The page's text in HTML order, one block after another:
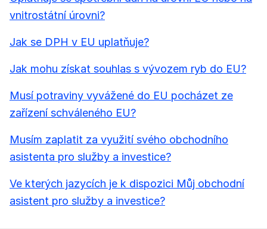
vnitrostátní úrovni?
Jak se DPH v EU uplatňuje?
Jak mohu získat souhlas s vývozem ryb do EU?
Musí potraviny vyvážené do EU pocházet ze
zařízení schváleného EU?
Musím zaplatit za využití svého obchodního
asistenta pro služby a investice?
Ve kterých jazycích je k dispozici Můj obchodní
asistent pro služby a investice?